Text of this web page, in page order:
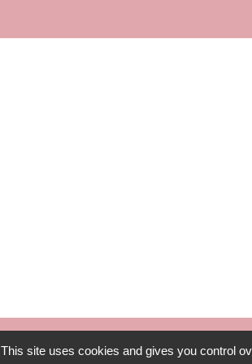
This site uses cookies and gives you control